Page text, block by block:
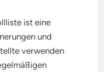
ist eine
und
verwenden